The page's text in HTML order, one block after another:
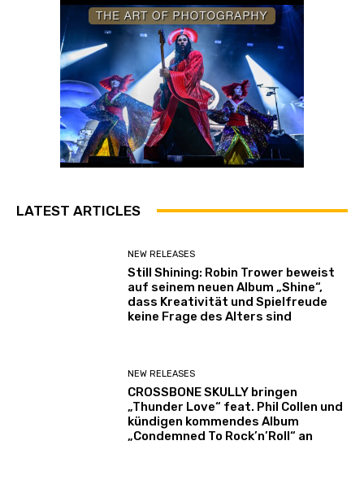
LATEST ARTICLES
NEW RELEASES
Still Shining: Robin Trower beweist
auf seinem neuen Album „Shine“,
dass Kreativität und Spielfreude
keine Frage des Alters sind
NEW RELEASES
CROSSBONE SKULLY bringen
„Thunder Love“ feat. Phil Collen und
kündigen kommendes Album
„Condemned To Rock’n’Roll“ an